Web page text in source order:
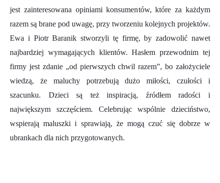
jest zainteresowana opiniami konsumentów, które za każdym
razem są brane pod uwagę, przy tworzeniu kolejnych projektów.
Ewa i Piotr Baranik stworzyli tę firmę, by zadowolić nawet
najbardziej wymagających klientów. Hasłem przewodnim tej
firmy jest zdanie „od pierwszych chwil razem”, bo założyciele
wiedzą, że maluchy potrzebują dużo miłości, czułości i
szacunku. Dzieci są też inspiracją, źródłem radości i
największym szczęściem. Celebrując wspólnie dzieciństwo,
wspierają maluszki i sprawiają, że mogą czuć się dobrze w
ubrankach dla nich przygotowanych.